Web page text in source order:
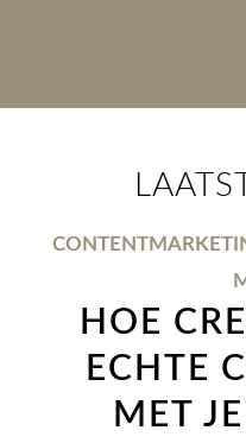
HOE
ECHTE
MET